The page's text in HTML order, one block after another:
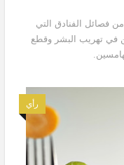
فصائل الفنادق التي
في تهريب البشر وقطع
رأي